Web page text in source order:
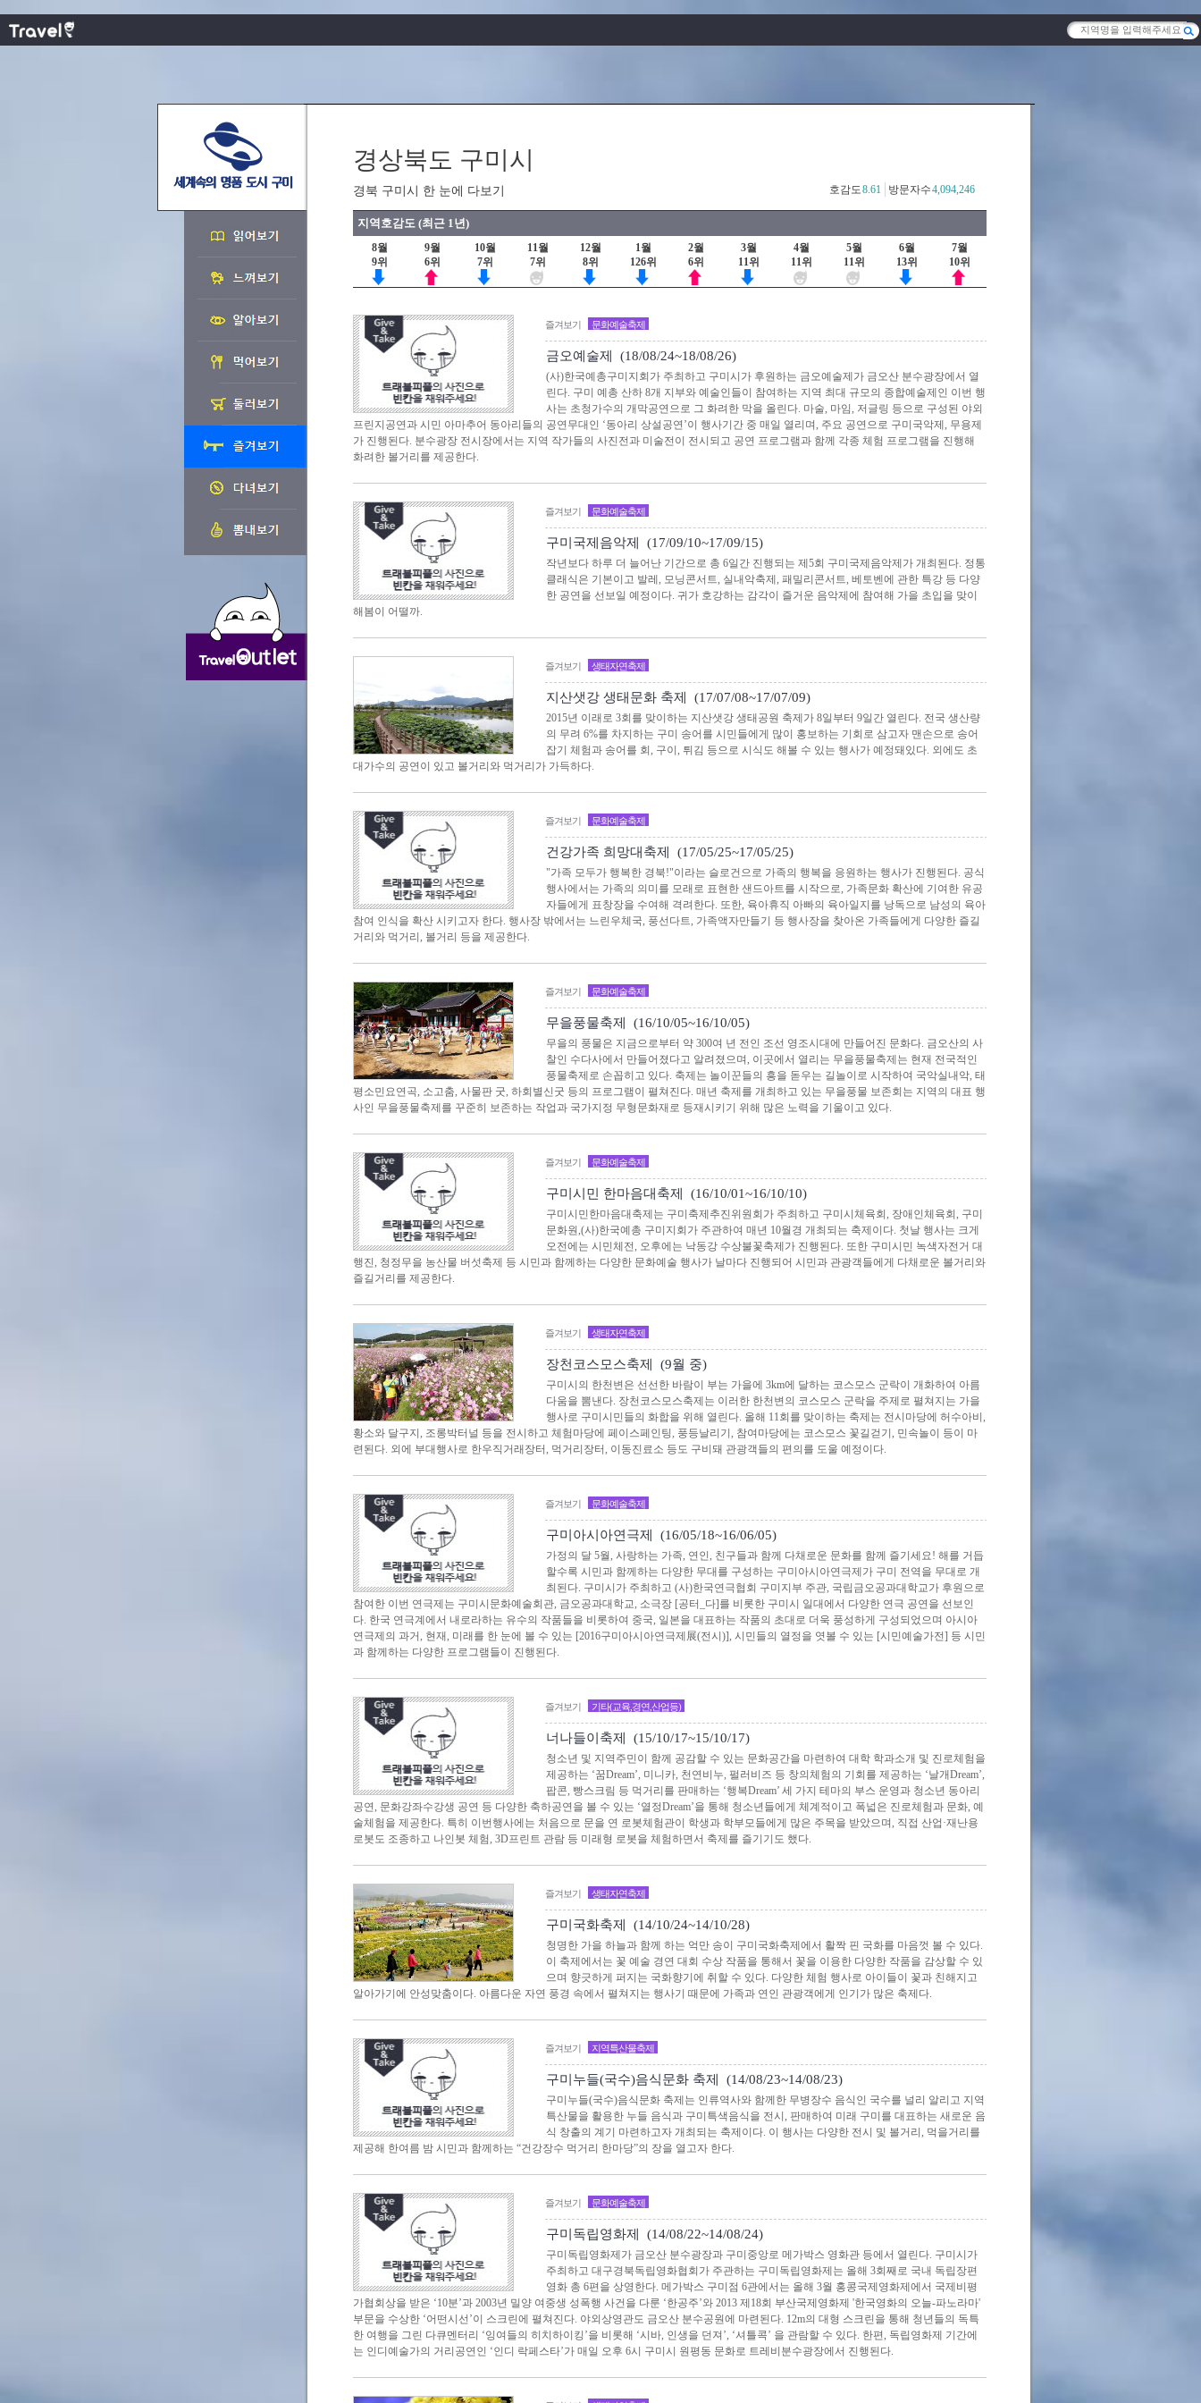
경상북도 구미시
경북 구미시 한 눈에 다보기 방문자수4,094,246
호감도8.61
지역호감도 (최근 1년)
8월
9위
9월
6위
10월
7위
11월
7위
12월
8위
1월
126위
2월
6위
3월
11위
4월
11위
5월
11위
6월
13위
7월
10위
즐겨보기 문화예술축제
금오예술제 (18/08/24~18/08/26)
(사)한국예총구미지회가 주최하고 구미시가 후원하는 금오예술제가 금오산 분수광장에서 열
린다. 구미 예총 산하 8개 지부와 예술인들이 참여하는 지역 최대 규모의 종합예술제인 이번 행
사는 초청가수의 개막공연으로 그 화려한 막을 올린다. 마술, 마임, 저글링 등으로 구성된 야외
프린지공연과 시민 아마추어 동아리들의 공연무대인 ‘동아리 상설공연’이 행사기간 중 매일 열리며, 주요 공연으로 구미국악제, 무용제
가 진행된다. 분수광장 전시장에서는 지역 작가들의 사진전과 미술전이 전시되고 공연 프로그램과 함께 각종 체험 프로그램을 진행해
화려한 볼거리를 제공한다.
즐겨보기 문화예술축제
구미국제음악제 (17/09/10~17/09/15)
작년보다 하루 더 늘어난 기간으로 총 6일간 진행되는 제5회 구미국제음악제가 개최된다. 정통
클래식은 기본이고 발레, 모닝콘서트, 실내악축제, 패밀리콘서트, 베토벤에 관한 특강 등 다양
한 공연을 선보일 예정이다. 귀가 호강하는 감각이 즐거운 음악제에 참여해 가을 초입을 맞이
해봄이 어떨까.
즐겨보기 생태자연축제
지산샛강 생태문화 축제 (17/07/08~17/07/09)
2015년 이래로 3회를 맞이하는 지산샛강 생태공원 축제가 8일부터 9일간 열린다. 전국 생산량
의 무려 6%를 차지하는 구미 송어를 시민들에게 많이 홍보하는 기회로 삼고자 맨손으로 송어
잡기 체험과 송어를 회, 구이, 튀김 등으로 시식도 해볼 수 있는 행사가 예정돼있다. 외에도 초
대가수의 공연이 있고 볼거리와 먹거리가 가득하다.
즐겨보기 문화예술축제
건강가족 희망대축제 (17/05/25~17/05/25)
"가족 모두가 행복한 경북!"이라는 슬로건으로 가족의 행복을 응원하는 행사가 진행된다. 공식
행사에서는 가족의 의미를 모래로 표현한 샌드아트를 시작으로, 가족문화 확산에 기여한 유공
자들에게 표창장을 수여해 격려한다. 또한, 육아휴직 아빠의 육아일지를 낭독으로 남성의 육아
참여 인식을 확산 시키고자 한다. 행사장 밖에서는 느린우체국, 풍선다트, 가족액자만들기 등 행사장을 찾아온 가족들에게 다양한 즐길
거리와 먹거리, 볼거리 등을 제공한다.
즐겨보기 문화예술축제
무을풍물축제 (16/10/05~16/10/05)
무을의 풍물은 지금으로부터 약 300여 년 전인 조선 영조시대에 만들어진 문화다. 금오산의 사
찰인 수다사에서 만들어졌다고 알려졌으며, 이곳에서 열리는 무을풍물축제는 현재 전국적인
풍물축제로 손꼽히고 있다. 축제는 놀이꾼들의 흥을 돋우는 길놀이로 시작하여 국악실내악, 태
평소민요연곡, 소고춤, 사물판 굿, 하회별신굿 등의 프로그램이 펼쳐진다. 매년 축제를 개최하고 있는 무을풍물 보존회는 지역의 대표 행
사인 무을풍물축제를 꾸준히 보존하는 작업과 국가지정 무형문화재로 등재시키기 위해 많은 노력을 기울이고 있다.
즐겨보기 문화예술축제
구미시민 한마음대축제 (16/10/01~16/10/10)
구미시민한마음대축제는 구미축제추진위원회가 주최하고 구미시체육회, 장애인체육회, 구미
문화원,(사)한국예총 구미지회가 주관하여 매년 10월경 개최되는 축제이다. 첫날 행사는 크게
오전에는 시민체전, 오후에는 낙동강 수상불꽃축제가 진행된다. 또한 구미시민 녹색자전거 대
행진, 청정무을 농산물 버섯축제 등 시민과 함께하는 다양한 문화예술 행사가 날마다 진행되어 시민과 관광객들에게 다채로운 볼거리와
즐길거리를 제공한다.
즐겨보기 생태자연축제
장천코스모스축제 (9월 중)
구미시의 한천변은 선선한 바람이 부는 가을에 3km에 달하는 코스모스 군락이 개화하여 아름
다움을 뽐낸다. 장천코스모스축제는 이러한 한천변의 코스모스 군락을 주제로 펼쳐지는 가을
행사로 구미시민들의 화합을 위해 열린다. 올해 11회를 맞이하는 축제는 전시마당에 허수아비,
황소와 달구지, 조롱박터널 등을 전시하고 체험마당에 페이스페인팅, 풍등날리기, 참여마당에는 코스모스 꽃길걷기, 민속놀이 등이 마
련된다. 외에 부대행사로 한우직거래장터, 먹거리장터, 이동진료소 등도 구비돼 관광객들의 편의를 도울 예정이다.
즐겨보기 문화예술축제
구미아시아연극제 (16/05/18~16/06/05)
가정의 달 5월, 사랑하는 가족, 연인, 친구들과 함께 다채로운 문화를 함께 즐기세요! 해를 거듭
할수록 시민과 함께하는 다양한 무대를 구성하는 구미아시아연극제가 구미 전역을 무대로 개
최된다. ​구미시가 주최하고 (사)한국연극협회 구미지부 주관, 국립금오공과대학교가 후원으로
참여한 이번 연극제는 구미시문화예술회관, 금오공과대학교, 소극장 [공터_다]를 비롯한 구미시 일대에서 다양한 연극 공연을 선보인
다. 한국 연극계에서 내로라하는 유수의 작품들을 비롯하여 중국, 일본을 대표하는 작품의 초대로 더욱 풍성하게 구성되었으며 아시아
연극제의 과거, 현재, 미래를 한 눈에 볼 수 있는 [2016구미아시아연극제展(전시)], ​시민들의 열정을 엿볼 수 있는 [시민예술가전] 등 시민
과 함께하는 다양한 프로그램들이 진행된다.
즐겨보기 기타(교육,경연,산업등)
너나들이축제 (15/10/17~15/10/17)
청소년 및 지역주민이 함께 공감할 수 있는 문화공간을 마련하여 대학 학과소개 및 진로체험을
제공하는 ‘꿈Dream’, 미니카, 천연비누, 펄러비즈 등 창의체험의 기회를 제공하는 ‘날개Dream’,
팝콘, 빵스크림 등 먹거리를 판매하는 ‘행복Dream’ 세 가지 테마의 부스 운영과 청소년 동아리
공연, 문화강좌수강생 공연 등 다양한 축하공연을 볼 수 있는 ‘열정Dream’을 통해 청소년들에게 체계적이고 폭넓은 진로체험과 문화, 예
술체험을 제공한다. 특히 이번행사에는 처음으로 문을 연 로봇체험관이 학생과 학부모들에게 많은 주목을 받았으며, 직접 산업·재난용
로봇도 조종하고 나인봇 체험, 3D프린트 관람 등 미래형 로봇을 체험하면서 축제를 즐기기도 했다.
즐겨보기 생태자연축제
구미국화축제 (14/10/24~14/10/28)
청명한 가을 하늘과 함께 하는 억만 송이 구미국화축제에서 활짝 핀 국화를 마음껏 볼 수 있다.
이 축제에서는 꽃 예술 경연 대회 수상 작품을 통해서 꽃을 이용한 다양한 작품을 감상할 수 있
으며 향긋하게 퍼지는 국화향기에 취할 수 있다. 다양한 체험 행사로 아이들이 꽃과 친해지고
알아가기에 안성맞춤이다. 아름다운 자연 풍경 속에서 펼쳐지는 행사기 때문에 가족과 연인 관광객에게 인기가 많은 축제다.
즐겨보기 지역특산물축제
구미누들(국수)음식문화 축제 (14/08/23~14/08/23)
구미누들(국수)음식문화 축제는 인류역사와 함께한 무병장수 음식인 국수를 널리 알리고 지역
특산물을 활용한 누들 음식과 구미특색음식을 전시, 판매하여 미래 구미를 대표하는 새로운 음
식 창출의 계기 마련하고자 개최되는 축제이다. 이 행사는 다양한 전시 및 볼거리, 먹을거리를
제공해 한여름 밤 시민과 함께하는 “건강장수 먹거리 한마당”의 장을 열고자 한다.
즐겨보기 문화예술축제
구미독립영화제 (14/08/22~14/08/24)
구미독립영화제가 금오산 분수광장과 구미중앙로 메가박스 영화관 등에서 열린다. 구미시가
주최하고 대구경북독립영화협회가 주관하는 구미독립영화제는 올해 3회째로 국내 독립장편
영화 총 6편을 상영한다. 메가박스 구미점 6관에서는 올해 3월 홍콩국제영화제에서 국제비평
가협회상을 받은 ‘10분’과 2003년 밀양 여중생 성폭행 사건을 다룬 ‘한공주’와 2013 제18회 부산국제영화제 '한국영화의 오늘-파노라마'
부문을 수상한 ‘어떤시선’이 스크린에 펼쳐진다. 야외상영관도 금오산 분수공원에 마련된다. 12m의 대형 스크린을 통해 청년들의 독특
한 여행을 그린 다큐멘터리 ‘잉여들의 히치하이킹’을 비롯해 ‘시바, 인생을 던져’, ‘셔틀콕’ 을 관람할 수 있다. 한편, 독립영화제 기간에
는 인디예술가의 거리공연인 ‘인디 락페스타’가 매일 오후 6시 구미시 원평동 문화로 트레비분수광장에서 진행된다.